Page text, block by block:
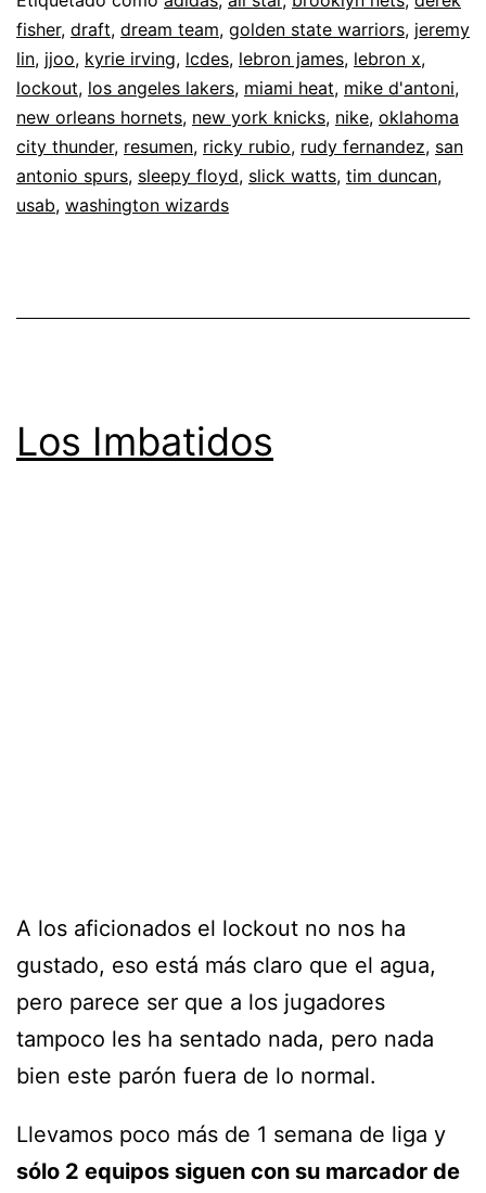
fisher, draft, dream team, golden state warriors, jeremy
lin, jjoo, kyrie irving, lcdes, lebron james, lebron x,
lockout, los angeles lakers, miami heat, mike d'antoni,
new orleans hornets, new york knicks, nike, oklahoma
city thunder, resumen, ricky rubio, rudy fernandez, san
antonio spurs, sleepy floyd, slick watts, tim duncan,
usab, washington wizards
Los Imbatidos
A los aficionados el lockout no nos ha
gustado, eso está más claro que el agua,
pero parece ser que a los jugadores
tampoco les ha sentado nada, pero nada
bien este parón fuera de lo normal.
Llevamos poco más de 1 semana de liga y
sólo 2 equipos siguen con su marcador de